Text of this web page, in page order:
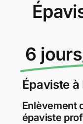
6
Épaviste
Enlèvement
épaviste